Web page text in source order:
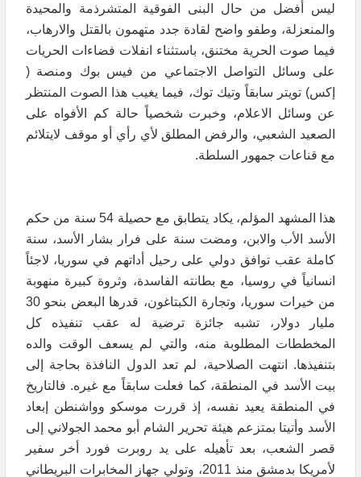
ليس أفضل من حال البنى الفوقية المتشرذمة والمحيدة
والمنعزلة، وطفو واضح لقادة جدد متهمون بالقتل والارهاب،
فيما صوت الحرية مختنق، باستثناء انفلات فضاءات الحريات
على وسائل التواصل الاجتماعي من فيس بوك ومنصة (
إكس) تويتر سابقاً وتيك توك، فيما يغيب هذا الصوت المنتظر
عن وسائل الاعلام، وخبرت شخصياً حالة كم الأفواه على
الصعيد الشعبي، والرفض المطلق لأي رأي أو موقف لايتلائم
مع قناعات جمهور السلطة.
هذا المشهد المؤلم، يكاد يتطابق مع حصيلة 54 سنة من حكم
الأسد الأب والابن، ومضت سنة على فرار بشار الأسد، سنة
كاملة عقب توافق دولي على رحيل أداتهم في سوريا، لاجئاً
انسانياً في روسيا، مع بطانته الفاسدة، وثروة كبيرة منهوبة
من خيرات سوريا، وتجارة الكبتاغون، قدرها البعض بنحو 30
مليار دولار، تشبه جائزة ترضية له عقب تنفيذه كل
المخططات المطلوبة منه، والتي لم يسعف الوقت والده
بتنفيذها. انتهت الصلاحية، لم تعد الدول النافذة بحاجة إلى
بيت الأسد في المنطقة، كما فعلت سابقاً مع غيره. فالتاريخ
في المنطقة يعيد نفسه، إذ قررت موسكو وواشنطن إبعاد
الأسد وأتيتا بمتزعم هيئة تحرير الشام أبو محمد الجولاني إلى
قصر الشعب، بعد تأهيله على يد روبرت فورد أخر سفير
لأمريكا بدمشق منذ 2011، وتولي جهاز المخابرات البريطاني